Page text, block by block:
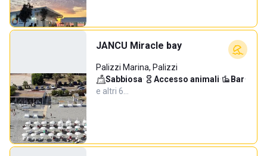
JANCU Miracle bay
Palizzi Marina, Palizzi
Sabbiosa· Accesso animali· Bar·
e altri 6…